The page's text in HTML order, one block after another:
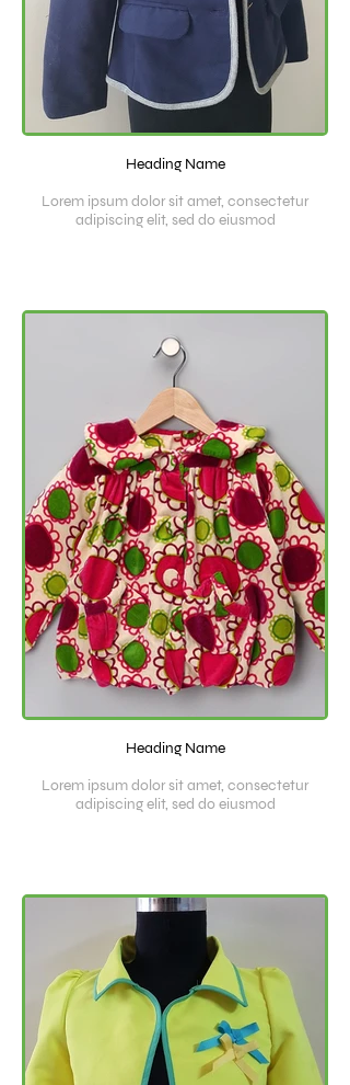
Heading Name
Lorem ipsum dolor sit amet, consectetur
adipiscing elit, sed do eiusmod
Heading Name
Lorem ipsum dolor sit amet, consectetur
adipiscing elit, sed do eiusmod